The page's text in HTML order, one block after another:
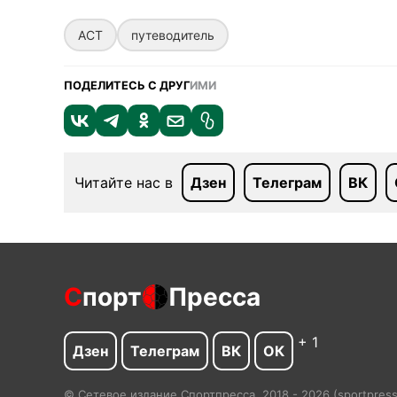
АСТ путеводитель
ПОДЕЛИТЕСЬ С ДРУГИМИ
Читайте нас в Дзен Телеграм ВК
Спорт Пресса
Дзен Телеграм ВК ОК + 1